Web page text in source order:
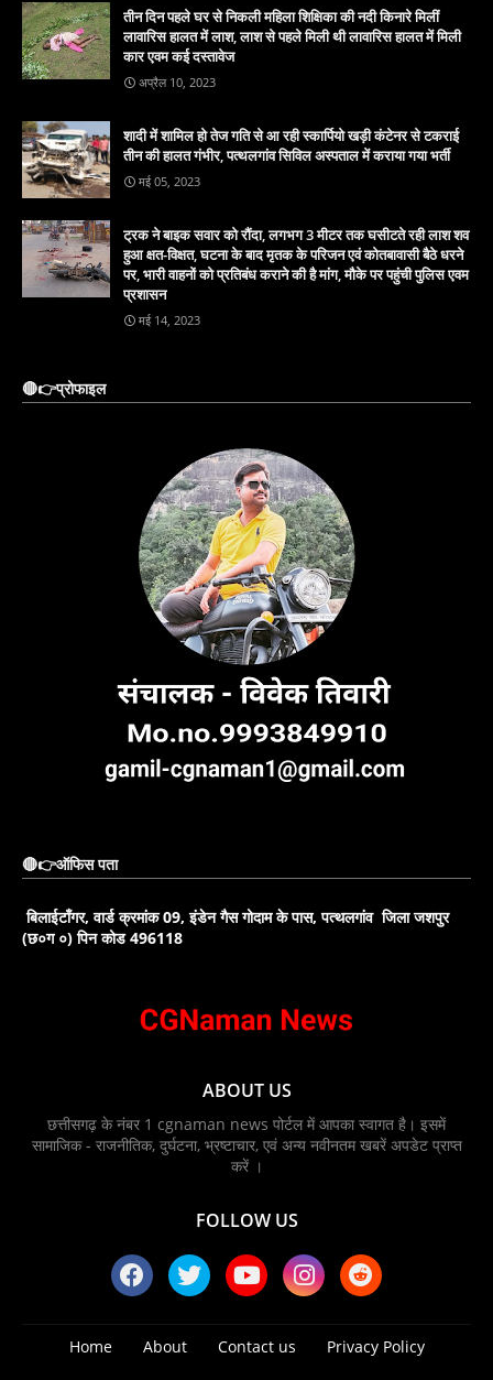
तीन दिन पहले घर से निकली महिला शिक्षिका की नदी किनारे मिलीं
लावारिस हालत में लाश, लाश से पहले मिली थी लावारिस हालत में मिली
कार एवम कई दस्तावेज
अप्रैल 10, 2023
शादी में शामिल हो तेज गति से आ रही स्कार्पियो खड़ी कंटेनर से टकराई
तीन की हालत गंभीर, पत्थलगांव सिविल अस्पताल में कराया गया भर्ती
मई 05, 2023
ट्रक ने बाइक सवार को रौंदा, लगभग 3 मीटर तक घसीटते रही लाश शव
हुआ क्षत-विक्षत, घटना के बाद मृतक के परिजन एवं कोतबावासी बैठे धरने
पर, भारी वाहनों को प्रतिबंध कराने की है मांग, मौके पर पहुंची पुलिस एवम
प्रशासन
मई 14, 2023
🔴👉प्रोफाइल
🔴👉ऑफिस पता
बिलाईटाँगर, वार्ड क्रमांक 09, इंडेन गैस गोदाम के पास, पत्थलगांव जिला जशपुर
(छ०ग ०) पिन कोड 496118
ABOUT US
छत्तीसगढ़ के नंबर 1 cgnaman news पोर्टल में आपका स्वागत है। इसमें
सामाजिक - राजनीतिक, दुर्घटना, भ्रष्टाचार, एवं अन्य नवीनतम खबरें अपडेट प्राप्त
करें ।
FOLLOW US
Home About Contact us Privacy Policy